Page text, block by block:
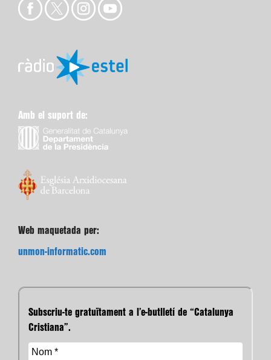
Amb el suport de:
Web maquetada per:
unmon-informatic.com
Subscriu-te gratuïtament a l’e-butlletí de “Catalunya
Cristiana”.